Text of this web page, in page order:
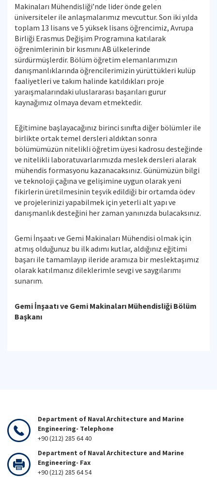
Makinaları Mühendisliği’nde lider önde gelen
üniversiteler ile anlaşmalarımız mevcuttur. Son iki yılda
toplam 13 lisans ve 5 yüksek lisans öğrencimiz, Avrupa
Birliği Erasmus Değişim Programına katılarak
öğrenimlerinin bir kısmını AB ülkelerinde
sürdürmüşlerdir. Bölüm öğretim elemanlarımızın
danışmanlıklarında öğrencilerimizin yürüttükleri kulüp
faaliyetleri ve takım halinde katıldıkları proje
yaraışmalarındaki uluslararası başarıları gurur
kaynağımız olmaya devam etmektedir.
Eğitimine başlayacağınız birinci sınıfta diğer bölümler ile
birlikte ortak temel dersleri aldıktan sonra
bölümümüzün nitelikli öğretim üyesi kadrosu desteğinde
ve nitelikli laboratuvarlarımızda meslek dersleri alarak
mühendis formasyonu kazanacaksınız. Günümüzün bilgi
ve teknoloji çağına ve gelişimine uygun olarak yeni
fikirlerin üretilmesinin teşvik edildiği bir ortamda ödev
ve projelerinizi yapabilmek için yeterli alt yapı ve
danışmanlık desteğini her zaman yanınızda bulacaksınız.
Gemi İnşaatı ve Gemi Makinaları Mühendisi olmak için
atmış olduğunuz bu ilk adımı kutlar, aldığınız eğitimi
başarı ile tamamlayıp ileride aramıza bir meslektaşımız
olarak katılmanız dileklerimle sevgi ve saygılarımı
sunarım.
Gemi İnşaatı ve Gemi Makinaları Mühendisliği Bölüm
Başkanı
Department of Naval Architecture and Marine
Engineering- Telephone
+90 (212) 285 64 40
Department of Naval Architecture and Marine
Engineering- Fax
+90 (212) 285 64 54